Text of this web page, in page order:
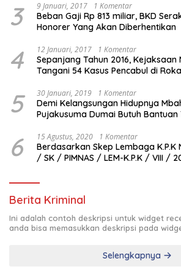
3 9 Januari, 2017 1 Komentar
Beban Gaji Rp 813 miliar, BKD
Honorer Yang Akan Diberhentikan
4 12 Januari, 2017 1 Komentar
Sepanjang Tahun 2016, Kejaksaan Nengri
Tangani 54 Kasus Pencabul di
5 30 Januari, 2019 1 Komentar
Demi Kelangsungan Hidupnya
Pujakusuma Dumai Butuh
6 15 Agustus, 2020 1 Komentar
Berdasarkan Skep Lembaga K.P.K No : 03.05.01.03 – PD
/ SK / PIMNAS / LEM-K.P.K / VIII /
Berita Kriminal
Ini adalah contoh deskripsi untuk widget
anda bisa memasukkan deskripsi pada
Selengkapnya